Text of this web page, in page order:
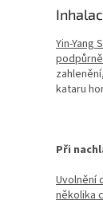
Yin-Yang
kataru
Při
Uvolnění
několika